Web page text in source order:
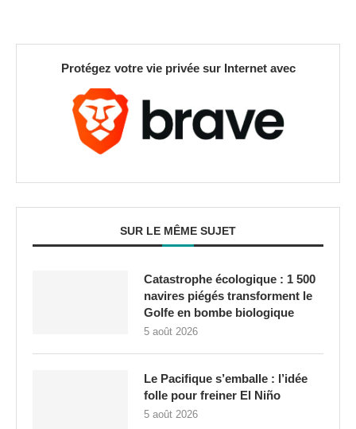
Protégez votre vie privée sur Internet avec
SUR LE MÊME SUJET
Catastrophe écologique : 1 500
navires piégés transforment le
Golfe en bombe biologique
5 août 2026
Le Pacifique s’emballe : l’idée
folle pour freiner El Niño
5 août 2026